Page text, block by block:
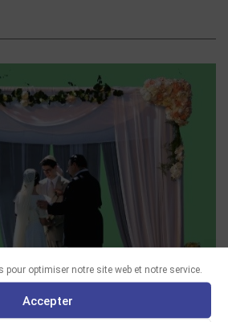
optimiser notre site web et notre service.
Accepter